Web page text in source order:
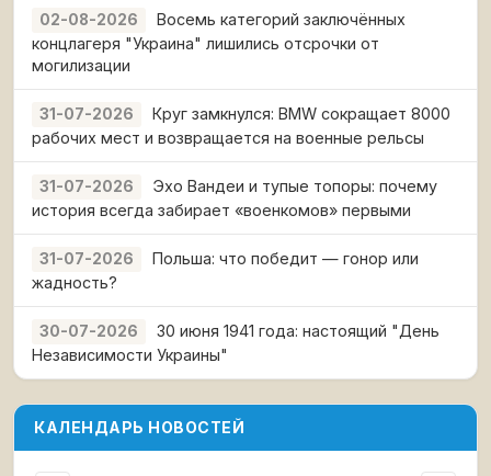
02-08-2026
Восемь категорий заключённых
концлагеря "Украина" лишились отсрочки от
могилизации
31-07-2026
Круг замкнулся: BMW сокращает 8000
рабочих мест и возвращается на военные рельсы
31-07-2026
Эхо Вандеи и тупые топоры: почему
история всегда забирает «военкомов» первыми
31-07-2026
Польша: что победит — гонор или
жадность?
30-07-2026
30 июня 1941 года: настоящий "День
Независимости Украины"
КАЛЕНДАРЬ НОВОСТЕЙ